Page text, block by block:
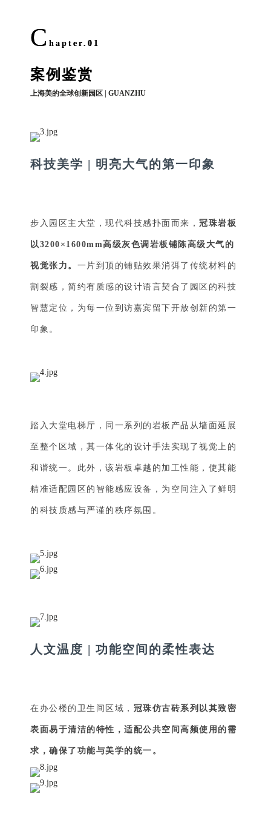
C hapter.01
案例鉴赏
上海美的全球创新园区 | GUANZHU
科技美学 | 明亮大气的第一印象
步入园区主大堂，现代科技感扑面而来， 冠珠岩板
以3200×1600mm高级灰色调岩板铺陈高级大气的
视觉张力。 一片到顶的铺贴效果消弭了传统材料的
割裂感，简约有质感的设计语言契合了园区的科技
智慧定位，为每一位到访嘉宾留下开放创新的第一
印象。
踏入大堂电梯厅，同一系列的岩板产品从墙面延展
至整个区域，其一体化的设计手法实现了视觉上的
和谐统一。此外，该岩板卓越的加工性能，使其能
精准适配园区的智能感应设备，为空间注入了鲜明
的科技质感与严谨的秩序氛围。
人文温度 | 功能空间的柔性表达
在办公楼的卫生间区域， 冠珠仿古砖系列以其致密
表面易于清洁的特性，适配公共空间高频使用的需
求，确保了功能与美学的统一。